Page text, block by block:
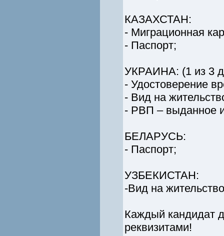
КАЗАХСТАН:
- Миграционная
- Паспорт;
УКРАИНА: (1 из 3
- Удостоверение
- Вид на
- РВП – выданное
БЕЛАРУСЬ:
- Паспорт;
УЗБЕКИСТАН:
-Вид на
Каждый кандидат
реквизитами!